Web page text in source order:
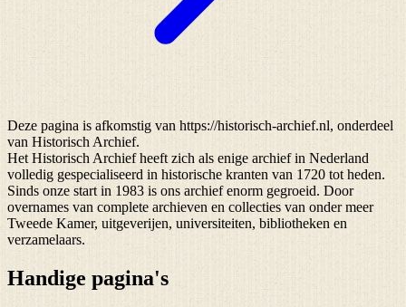
Deze pagina is afkomstig van https://historisch-archief.nl, onderdeel
van Historisch Archief.
Het Historisch Archief heeft zich als enige archief in Nederland
volledig gespecialiseerd in historische kranten van 1720 tot heden.
Sinds onze start in 1983 is ons archief enorm gegroeid. Door
overnames van complete archieven en collecties van onder meer
Tweede Kamer, uitgeverijen, universiteiten, bibliotheken en
verzamelaars.
Handige pagina's